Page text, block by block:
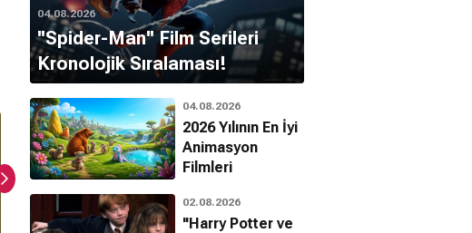
04.08.2026
''Spider-Man'' Film Serileri
Kronolojik Sıralaması!
04.08.2026
2026 Yılının En İyi
Animasyon
Filmleri
02.08.2026
"Harry Potter ve